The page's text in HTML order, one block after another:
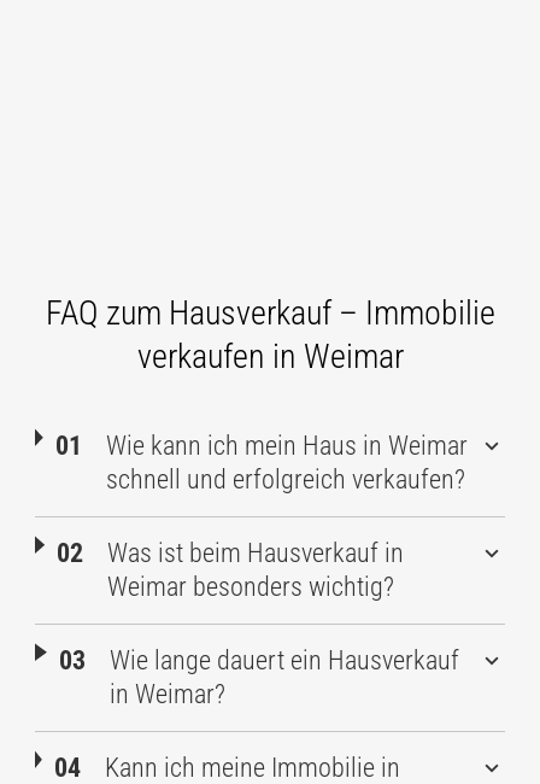
FAQ zum Hausverkauf – Immobilie
verkaufen in Weimar
Wie kann ich mein Haus in Weimar
schnell und erfolgreich verkaufen?
Was ist beim Hausverkauf in
Weimar besonders wichtig?
Wie lange dauert ein Hausverkauf
in Weimar?
Kann ich meine Immobilie in